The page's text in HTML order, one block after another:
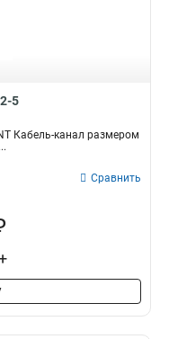
5
Кабель-канал размером
Сравнить